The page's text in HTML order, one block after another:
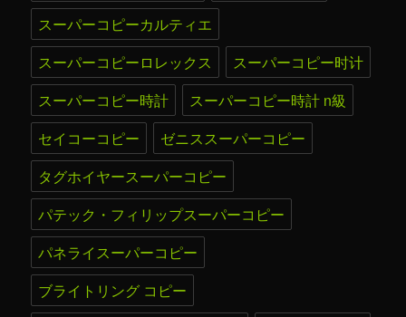
スーパーコピーカルティエ
スーパーコピーロレックス
スーパーコピー时计
スーパーコピー時計
スーパーコピー時計 n級
セイコーコピー
ゼニススーパーコピー
タグホイヤースーパーコピー
パテック・フィリップスーパーコピー
パネライスーパーコピー
ブライトリング コピー